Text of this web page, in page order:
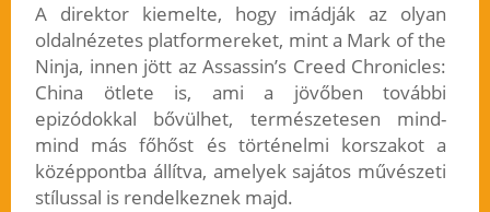
A direktor kiemelte, hogy imádják az olyan
oldalnézetes platformereket, mint a Mark of the
Ninja, innen jött az Assassin’s Creed Chronicles:
China ötlete is, ami a jövőben további
epizódokkal bővülhet, természetesen mind-
mind más főhőst és történelmi korszakot a
középpontba állítva, amelyek sajátos művészeti
stílussal is rendelkeznek majd.